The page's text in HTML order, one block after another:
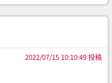
2022/07/15 10:10:49 投稿